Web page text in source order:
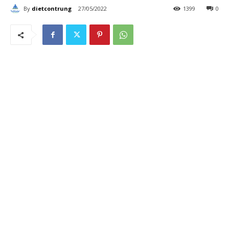
By dietcontrung 27/05/2022 0
1399